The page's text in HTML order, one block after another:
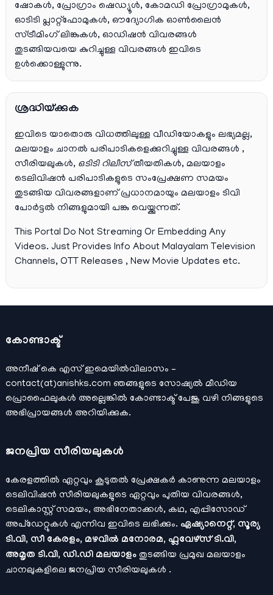
ഷോകൾ, പ്രോഗ്രാം ഷെഡ്യൂൾ, കോമഡി പ്രോഗ്രാമുകൾ,
ഓടിടി പ്ലാറ്റ്‌ഫോമുകൾ, ഔദ്യോഗിക ഓൺലൈൻ
സ്ട്രീമിംഗ് ലിങ്കുകൾ, ഓഡിഷൻ വിവരങ്ങൾ
തുടങ്ങിയവയെ കുറിച്ചുള്ള വിവരങ്ങൾ ഇവിടെ
ഉൾക്കൊള്ളുന്നു.
ശ്രദ്ധിയ്ക്കുക
ഇവിടെ യാതൊരു വിധത്തിലുള്ള വീഡിയോകളും ലഭ്യമല്ല,
മലയാളം ചാനല്‍ പരിപാടികളെക്കുറിച്ചുള്ള വിവരങ്ങള്‍ ,
സീരിയലുകള്‍, ഒടിടി റിലീസ്തീയതികള്‍, മലയാളം
ടെലിവിഷന്‍ പരിപാടികളുടെ സംപ്രേക്ഷണ സമയം
തുടങ്ങിയ വിവരങ്ങളാണ് പ്രധാനമായും മലയാളം ടിവി
പോര്‍ട്ടല്‍ നിങ്ങളുമായി പങ്കു വെയ്ക്കുന്നത്.
This Portal Do Not Streaming Or Embedding Any
Videos. Just Provides Info About Malayalam Television
Channels, OTT Releases , New Movie Updates etc.
കോണ്ടാക്ട്
അനീഷ്‌ കെ എസ് ഇമെയില്‍വിലാസം –
contact(at)anishks.com ഞങ്ങളുടെ സോഷ്യല്‍ മീഡിയ
പ്രൊഫൈലുകള്‍ അല്ലെങ്കില്‍ കോണ്ടാക്ട്പേജു വഴി നിങ്ങളുടെ
അഭിപ്രായങ്ങള്‍ അറിയിക്കുക.
ജനപ്രിയ സീരിയലുകള്‍
കേരളത്തിൽ ഏറ്റവും കൂടുതൽ പ്രേക്ഷകർ കാണുന്ന മലയാളം
ടെലിവിഷൻ സീരിയലുകളുടെ ഏറ്റവും പുതിയ വിവരങ്ങൾ,
ടെലികാസ്റ്റ് സമയം, അഭിനേതാക്കൾ, കഥ, എപ്പിസോഡ്
അപ്ഡേറ്റുകൾ എന്നിവ ഇവിടെ ലഭിക്കും. ഏഷ്യാനെറ്റ്, സൂര്യ
ടി.വി, സീ കേരളം, മഴവിൽ മനോരമ, ഫ്ലവേഴ്സ് ടി.വി,
അമൃത ടി.വി, ഡി.ഡി മലയാളം തുടങ്ങിയ പ്രമുഖ മലയാളം
ചാനലുകളിലെ ജനപ്രിയ സീരിയലുകൾ .